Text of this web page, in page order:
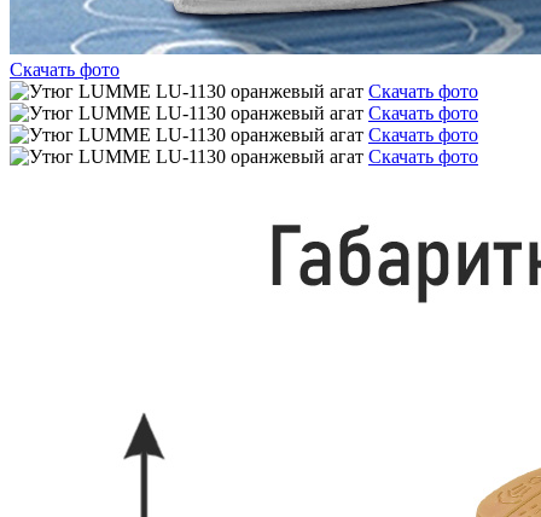
Скачать фото
Скачать фото
Скачать фото
Скачать фото
Скачать фото